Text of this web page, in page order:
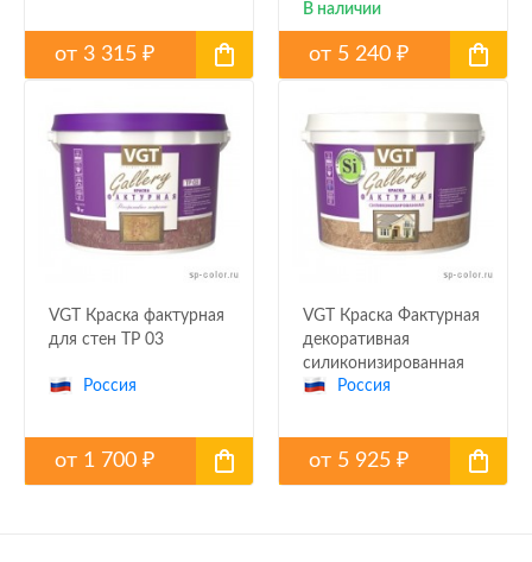
от 3 315 ₽
В наличии
от 5 240₽
VGT Краска фактурная
для стен TP 03
Россия
от 1 700 ₽
VGT Краска Фактурная
декоративная
силиконизированная
Россия
от 5 925₽